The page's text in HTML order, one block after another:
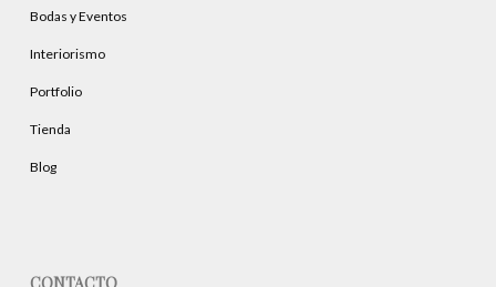
Bodas y Eventos
Interiorismo
Portfolio
Tienda
Blog